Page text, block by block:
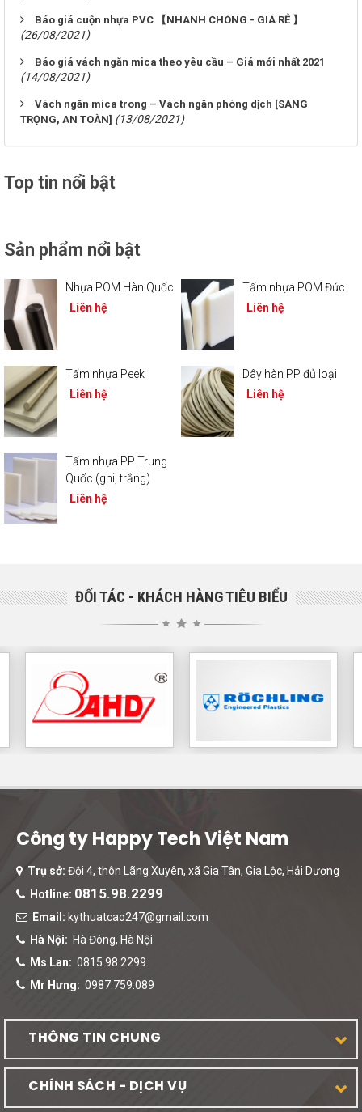
Báo giá cuộn nhựa PVC 【NHANH CHÓNG - GIÁ RẺ 】
(26/08/2021)
Báo giá vách ngăn mica theo yêu cầu – Giá mới nhất 2021
(14/08/2021)
Vách ngăn mica trong – Vách ngăn phòng dịch [SANG
TRỌNG, AN TOÀN] (13/08/2021)
Top tin nổi bật
Sản phẩm nổi bật
Nhựa POM Hàn Quốc
Liên hệ
Tấm nhựa POM Đức
Liên hệ
Tấm nhựa Peek
Liên hệ
Dây hàn PP đủ loại
Liên hệ
Tấm nhựa PP Trung
Quốc (ghi, trắng)
Liên hệ
ĐỐI TÁC - KHÁCH HÀNG TIÊU BIỂU
Công ty Happy Tech Việt Nam
Trụ sở: Đội 4, thôn Lãng Xuyên, xã Gia Tân, Gia Lộc, Hải Dương
Hotline: 0815.98.2299
Email: kythuatcao247@gmail.com
Hà Nội: Hà Đông, Hà Nội
Ms Lan: 0815.98.2299
Mr Hưng: 0987.759.089
THÔNG TIN CHUNG
CHÍNH SÁCH - DỊCH VỤ